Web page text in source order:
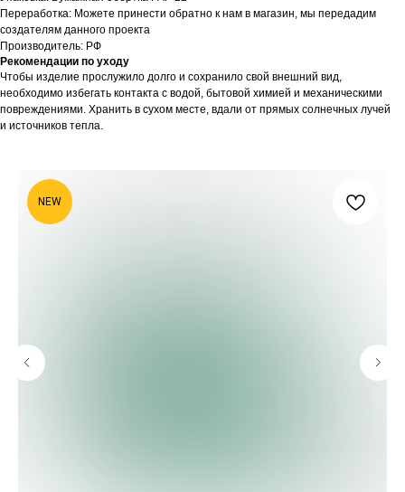
Переработка: Можете принести обратно к нам в магазин, мы передадим
создателям данного проекта
Производитель: РФ
Рекомендации по уходу
Чтобы изделие прослужило долго и сохранило свой внешний вид,
необходимо избегать контакта с водой, бытовой химией и механическими
повреждениями. Хранить в сухом месте, вдали от прямых солнечных лучей
и источников тепла.
NEW